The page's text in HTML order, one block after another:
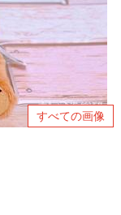
すべての画像